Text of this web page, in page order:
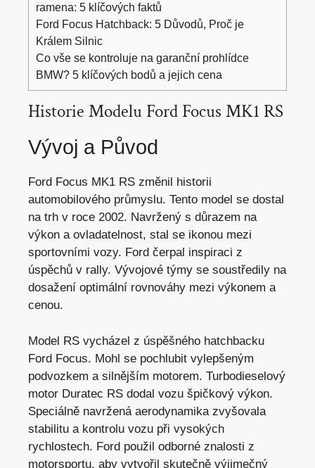
ramena: 5 klíčových faktů
Ford Focus Hatchback: 5 Důvodů, Proč je
Králem Silnic
Co vše se kontroluje na garanční prohlídce
BMW? 5 klíčových bodů a jejich cena
Historie Modelu Ford Focus MK1 RS
Vývoj a Původ
Ford Focus MK1 RS změnil historii
automobilového průmyslu. Tento model se dostal
na trh v roce 2002. Navržený s důrazem na
výkon a ovladatelnost, stal se ikonou mezi
sportovními vozy. Ford čerpal inspiraci z
úspěchů v rally. Vývojové týmy se soustředily na
dosažení optimální rovnováhy mezi výkonem a
cenou.
Model RS vycházel z úspěšného hatchbacku
Ford Focus. Mohl se pochlubit vylepšeným
podvozkem a silnějším motorem. Turbodieselový
motor Duratec RS dodal vozu špičkový výkon.
Speciálně navržená aerodynamika zvyšovala
stabilitu a kontrolu vozu při vysokých
rychlostech. Ford použil odborné znalosti z
motorsportu, aby vytvořil skutečně výjimečný